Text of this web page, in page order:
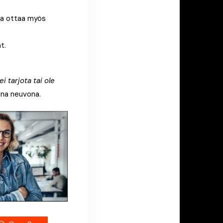
ottaa myös
tarjota tai ole
neuvona.